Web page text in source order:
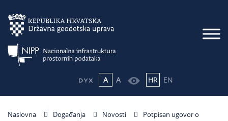
A A HR EN
Naslovna Događanja Novosti
Potpisan ugovor o